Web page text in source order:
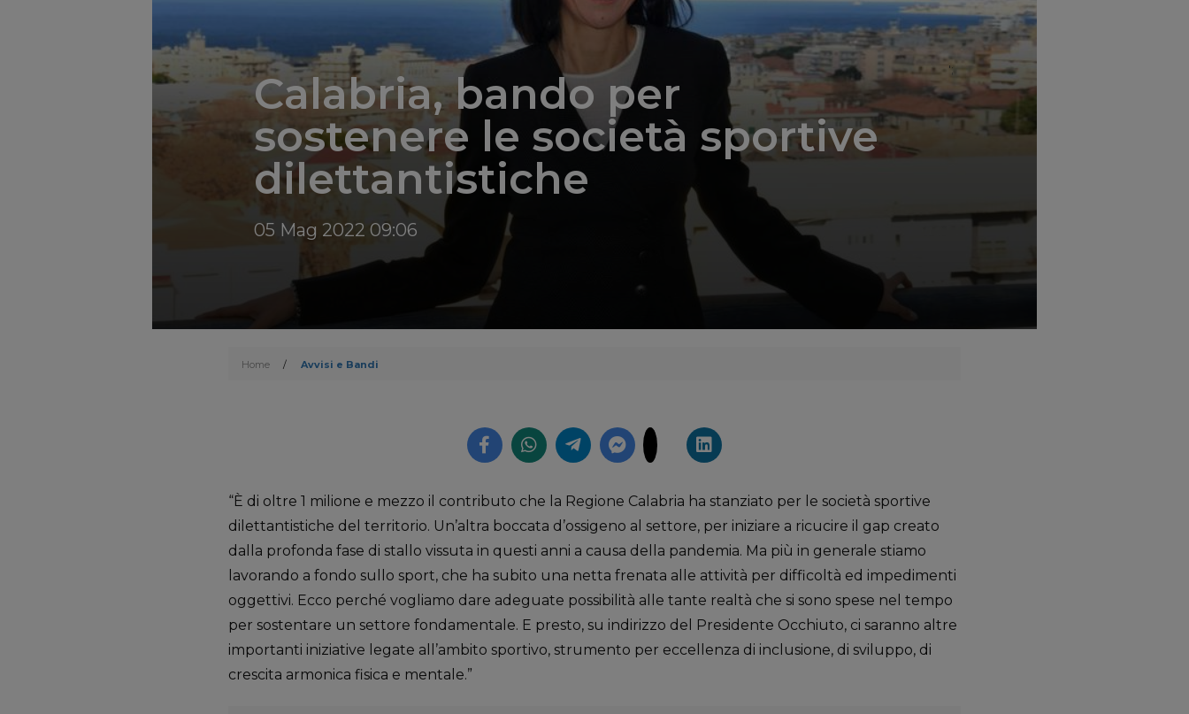
';
Calabria, bando per
sostenere le società sportive
dilettantistiche
05 Mag 2022 09:06
Home / Avvisi e Bandi
“È di oltre 1 milione e mezzo il contributo che la Regione Calabria ha stanziato per le società sportive
dilettantistiche del territorio. Un’altra boccata d’ossigeno al settore, per iniziare a ricucire il gap creato
dalla profonda fase di stallo vissuta in questi anni a causa della pandemia. Ma più in generale stiamo
lavorando a fondo sullo sport, che ha subito una netta frenata alle attività per difficoltà ed impedimenti
oggettivi. Ecco perché vogliamo dare adeguate possibilità alle tante realtà che si sono spese nel tempo
per sostentare un settore fondamentale. E presto, su indirizzo del Presidente Occhiuto, ci saranno altre
importanti iniziative legate all’ambito sportivo, strumento per eccellenza di inclusione, di sviluppo, di
crescita armonica fisica e mentale.”